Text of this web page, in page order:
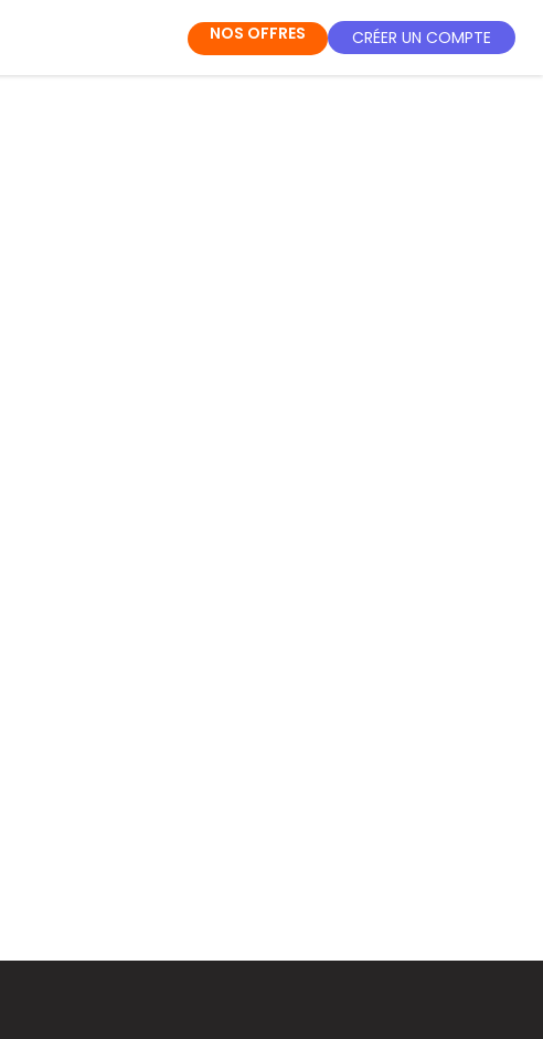
NOS OFFRES CRÉER UN COMPTE